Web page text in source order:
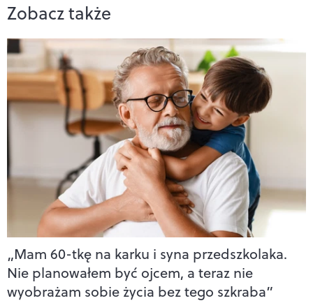
Zobacz także
„Mam 60-tkę na karku i syna przedszkolaka.
Nie planowałem być ojcem, a teraz nie
wyobrażam sobie życia bez tego szkraba”